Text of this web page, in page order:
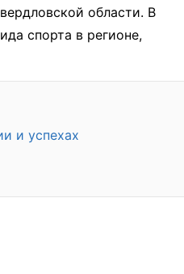
области. В
спорта в регионе,
и успехах